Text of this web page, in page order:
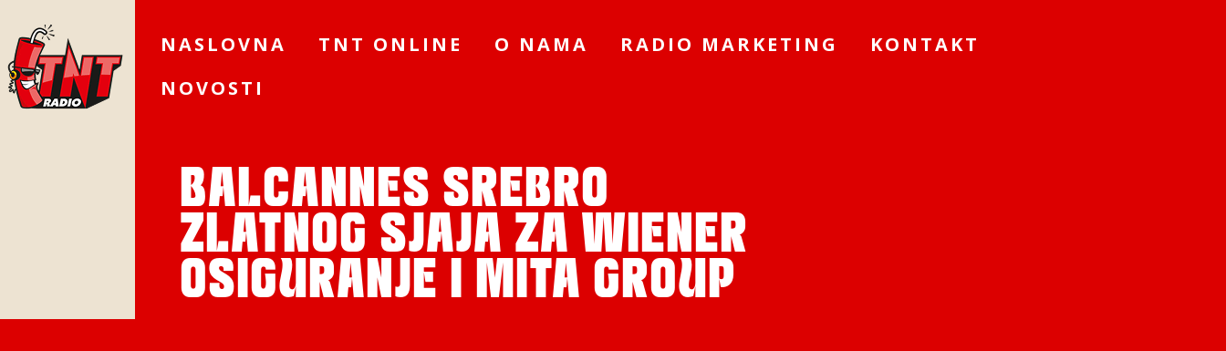
NASLOVNA TNT ONLINE O NAMA RADIO MARKETING
KONTAKT
NOVOSTI
BALCANNES SREBRO
ZLATNOG SJAJA ZA WIENER
OSIGURANJE I MITA GROUP